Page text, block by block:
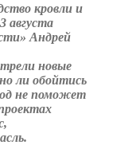
кровли и
августа
Андрей
новые
ли обойтись
не поможет